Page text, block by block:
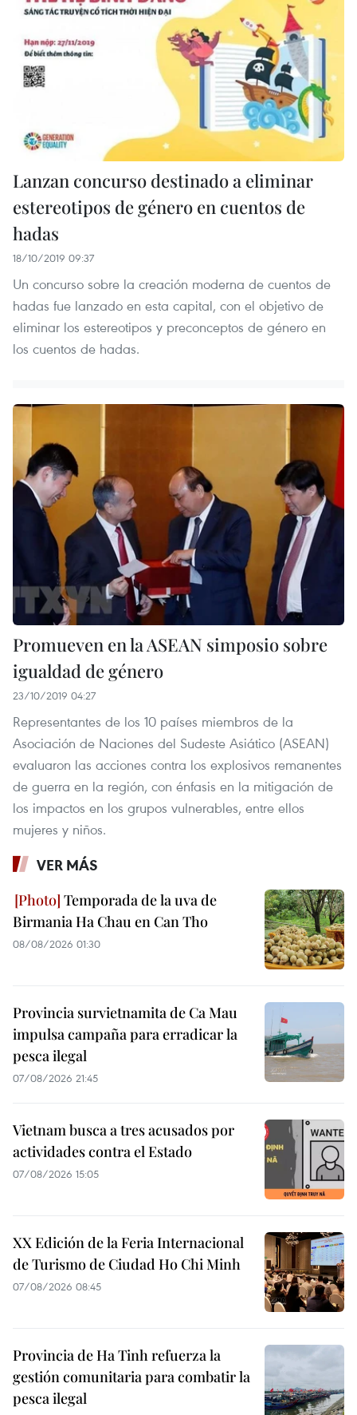
Lanzan concurso destinado a eliminar
estereotipos de género en cuentos de
hadas
18/10/2019 09:37
Un concurso sobre la creación moderna de cuentos de
hadas fue lanzado en esta capital, con el objetivo de
eliminar los estereotipos y preconceptos de género en
los cuentos de hadas.
Promueven en la ASEAN simposio sobre
igualdad de género
23/10/2019 04:27
Representantes de los 10 países miembros de la
Asociación de Naciones del Sudeste Asiático (ASEAN)
evaluaron las acciones contra los explosivos remanentes
de guerra en la región, con énfasis en la mitigación de
los impactos en los grupos vulnerables, entre ellos
mujeres y niños.
VER MÁS
Temporada de la uva de
Birmania Ha Chau en Can Tho
08/08/2026 01:30
Provincia survietnamita de Ca Mau
impulsa campaña para erradicar la
pesca ilegal
07/08/2026 21:45
Vietnam busca a tres acusados por
actividades contra el Estado
07/08/2026 15:05
XX Edición de la Feria Internacional
de Turismo de Ciudad Ho Chi Minh
07/08/2026 08:45
Provincia de Ha Tinh refuerza la
gestión comunitaria para combatir la
pesca ilegal